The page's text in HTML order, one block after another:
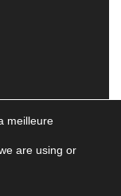
meilleure
are using or